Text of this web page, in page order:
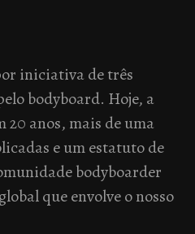
iniciativa de três
bodyboard. Hoje, a
20 anos, mais de uma
e um estatuto de
bodyboarder
que envolve o nosso